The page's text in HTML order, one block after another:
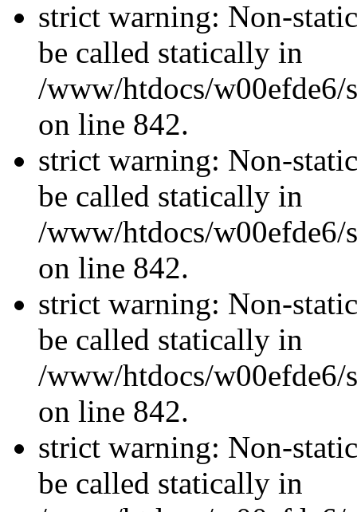
strict warning: Non-
be called statically in
/www/htdocs/w00efde6/
on line 842.
strict warning: Non-
be called statically in
/www/htdocs/w00efde6/
on line 842.
strict warning: Non-
be called statically in
/www/htdocs/w00efde6/
on line 842.
strict warning: Non-
be called statically in